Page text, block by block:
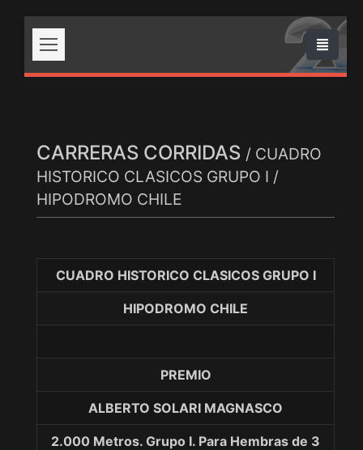
CARRERAS CORRIDAS / CUADRO
HISTORICO CLASICOS GRUPO I /
HIPODROMO CHILE
CUADRO HISTORICO CLASICOS GRUPO I
HIPODROMO CHILE
PREMIO
ALBERTO SOLARI MAGNASCO
2.000 Metros. Grupo I. Para Hembras de 3